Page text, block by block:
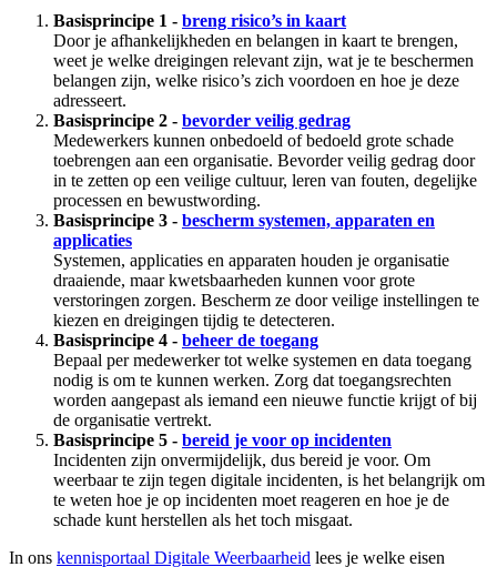
Basisprincipe 1 - breng risico’s in kaart
Door je afhankelijkheden en belangen in kaart te brengen,
weet je welke dreigingen relevant zijn, wat je te beschermen
belangen zijn, welke risico’s zich voordoen en hoe je deze
adresseert.
Basisprincipe 2 - bevorder veilig gedrag
Medewerkers kunnen onbedoeld of bedoeld grote schade
toebrengen aan een organisatie. Bevorder veilig gedrag door
in te zetten op een veilige cultuur, leren van fouten, degelijke
processen en bewustwording.
Basisprincipe 3 - bescherm systemen, apparaten en
applicaties
Systemen, applicaties en apparaten houden je organisatie
draaiende, maar kwetsbaarheden kunnen voor grote
verstoringen zorgen. Bescherm ze door veilige instellingen te
kiezen en dreigingen tijdig te detecteren.
Basisprincipe 4 - beheer de toegang
Bepaal per medewerker tot welke systemen en data toegang
nodig is om te kunnen werken. Zorg dat toegangsrechten
worden aangepast als iemand een nieuwe functie krijgt of bij
de organisatie vertrekt.
Basisprincipe 5 - bereid je voor op incidenten
Incidenten zijn onvermijdelijk, dus bereid je voor. Om
weerbaar te zijn tegen digitale incidenten, is het belangrijk om
te weten hoe je op incidenten moet reageren en hoe je de
schade kunt herstellen als het toch misgaat.
In ons kennisportaal Digitale Weerbaarheid lees je welke eisen